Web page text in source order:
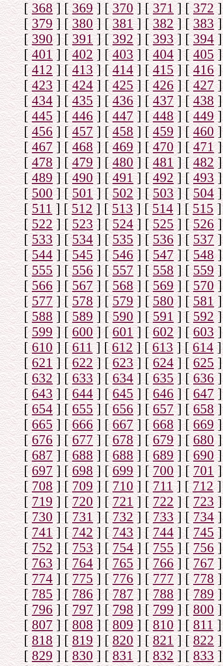
[368] [369] [370] [371] [372]
[379] [380] [381] [382] [ 383]
[390] [391] [392] [393] [394]
[401] [402] [403] [404] [405]
[412] [413] [414] [415] [416]
[423] [424] [425] [426] [427]
[434] [435] [436] [437] [438]
[445] [446] [447] [448] [449]
[456] [457] [458] [459] [460]
[467] [468] [469] [470] [471]
[478] [479] [480] [481] [482]
[489] [490] [491] [492] [493]
[500] [501] [502] [503] [504]
[511] [512] [513] [514] [515]
[522] [523] [524] [525] [526]
[533] [534] [535] [536] [537]
[544] [545] [546] [547] [548]
[555] [556] [557] [558] [559]
[566] [567] [568] [569] [570]
[577] [578] [579] [580] [581]
[588] [589] [590] [591] [592]
[599] [600] [601] [602] [603]
[610] [611] [612] [613] [614]
[ 621] [622] [623] [624] [625]
[632] [633] [634] [635] [636]
[643] [644] [645] [646] [ 647]
[654] [655] [656] [657] [658]
[665] [666] [667] [668] [669]
[676] [677] [678] [679] [680]
[687] [688] [688] [689] [690]
[697] [698] [699] [700] [ 701]
[708] [709] [710] [711] [712]
[719] [720] [721] [722] [723]
[730] [731] [732] [733] [734]
[741] [742] [743] [744] [745]
[752] [753] [754] [755] [756]
[763] [764] [ 765] [766] [767]
[774] [775] [776] [777] [778]
[785] [786] [787] [788] [789]
[796] [797] [798] [799] [800]
[807] [808] [809] [810] [811]
[818] [819] [820] [821] [822]
[829] [830] [831] [832] [833]